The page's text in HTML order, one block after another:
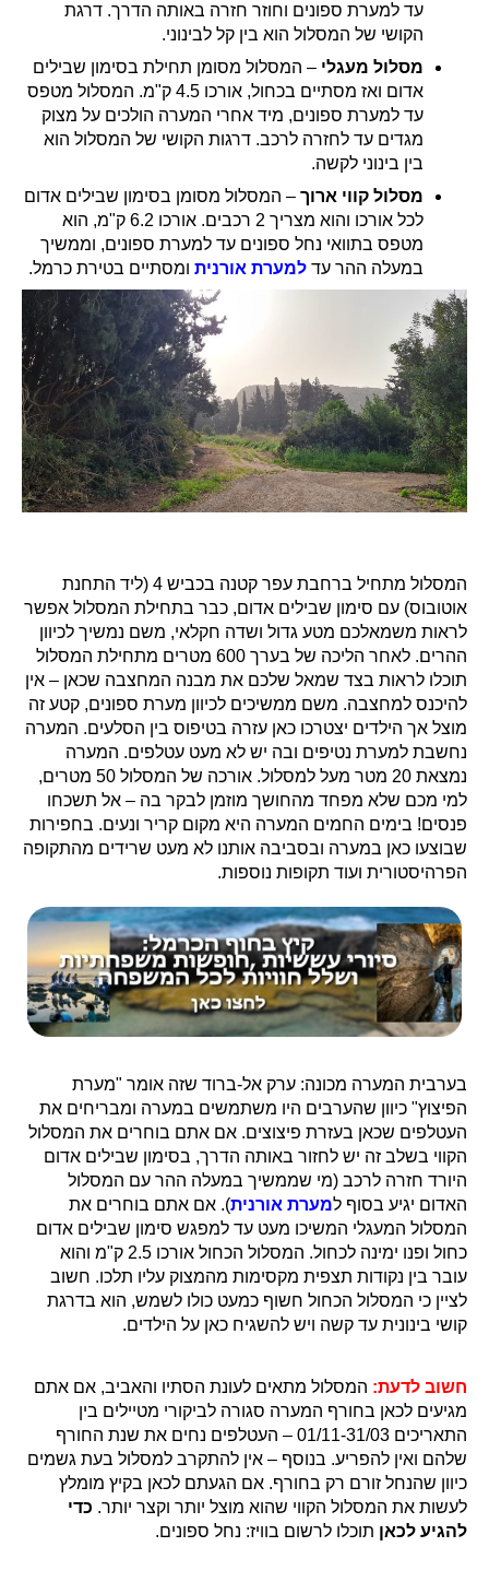
עד למערת ספונים וחוזר חזרה באותה הדרך. דרגת
הקושי של המסלול הוא בין קל לבינוני.
מסלול מעגלי – המסלול מסומן תחילת בסימון שבילים
אדום ואז מסתיים בכחול, אורכו 4.5 ק"מ. המסלול מטפס
עד למערת ספונים, מיד אחרי המערה הולכים על מצוק
מגדים עד לחזרה לרכב. דרגות הקושי של המסלול הוא
בין בינוני לקשה.
מסלול קווי ארוך – המסלול מסומן בסימון שבילים אדום
לכל אורכו והוא מצריך 2 רכבים. אורכו 6.2 ק"מ, הוא
מטפס בתוואי נחל ספונים עד למערת ספונים, וממשיך
במעלה ההר עד למערת אורנית ומסתיים בטירת כרמל.
המסלול מתחיל ברחבת עפר קטנה בכביש 4 (ליד התחנת
אוטובוס) עם סימון שבילים אדום, כבר בתחילת המסלול אפשר
לראות משמאלכם מטע גדול ושדה חקלאי, משם נמשיך לכיוון
ההרים. לאחר הליכה של בערך 600 מטרים מתחילת המסלול
תוכלו לראות בצד שמאל שלכם את מבנה המחצבה שכאן – אין
להיכנס למחצבה. משם ממשיכים לכיוון מערת ספונים, קטע זה
מוצל אך הילדים יצטרכו כאן עזרה בטיפוס בין הסלעים. המערה
נחשבת למערת נטיפים ובה יש לא מעט עטלפים. המערה
נמצאת 20 מטר מעל למסלול. אורכה של המסלול 50 מטרים,
למי מכם שלא מפחד מהחושך מוזמן לבקר בה – אל תשכחו
פנסים! בימים החמים המערה היא מקום קריר ונעים. בחפירות
שבוצעו כאן במערה ובסביבה אותנו לא מעט שרידים מהתקופה
הפרהיסטורית ועוד תקופות נוספות.
בערבית המערה מכונה: ערק אל-ברוד שזה אומר "מערת
הפיצוץ" כיוון שהערבים היו משתמשים במערה ומבריחים את
העטלפים שכאן בעזרת פיצוצים. אם אתם בוחרים את המסלול
הקווי בשלב זה יש לחזור באותה הדרך, בסימון שבילים אדום
היורד חזרה לרכב (מי שממשיך במעלה ההר עם המסלול
האדום יגיע בסוף למערת אורנית). אם אתם בוחרים את
המסלול המעגלי המשיכו מעט עד למפגש סימון שבילים אדום
כחול ופנו ימינה לכחול. המסלול הכחול אורכו 2.5 ק"מ והוא
עובר בין נקודות תצפית מקסימות מהמצוק עליו תלכו. חשוב
לציין כי המסלול הכחול חשוף כמעט כולו לשמש, הוא בדרגת
קושי בינונית עד קשה ויש להשגיח כאן על הילדים.
חשוב לדעת: המסלול מתאים לעונת הסתיו והאביב, אם אתם
מגיעים לכאן בחורף המערה סגורה לביקורי מטיילים בין
התאריכים 01/11-31/03 – העטלפים נחים את שנת החורף
שלהם ואין להפריע. בנוסף – אין להתקרב למסלול בעת גשמים
כיוון שהנחל זורם רק בחורף. אם הגעתם לכאן בקיץ מומלץ
לעשות את המסלול הקווי שהוא מוצל יותר וקצר יותר. כדי
להגיע לכאן תוכלו לרשום בוויז: נחל ספונים.